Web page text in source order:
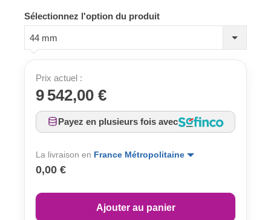
Sélectionnez l'option du produit
44 mm
Prix actuel :
9 542,00 €
Payez en plusieurs fois avec
La livraison en France Métropolitaine
0,00 €
Ajouter au panier